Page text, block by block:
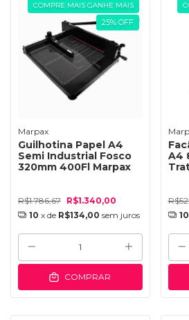
COMPRE MAIS GANHE MAIS
25% OFF
Marpax
Guilhotina Papel A4
Semi Industrial Fosco
320mm 400Fl Marpax
R$1.786,67 R$1.340,00
10 x de R$134,00 sem juros
COMPRAR
A4
10